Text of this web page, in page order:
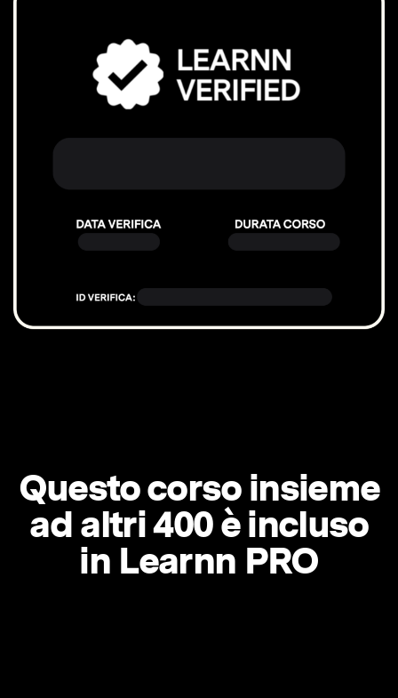
Questo corso insieme
ad altri 400 è incluso
in Learnn PRO